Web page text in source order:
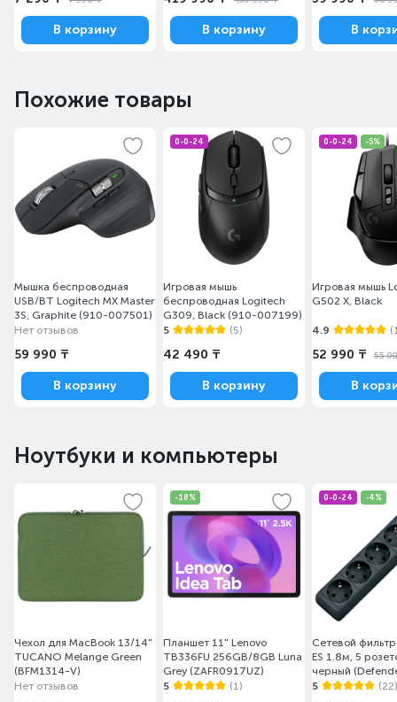
В корзину В корзину В
Похожие товары
Мышка беспроводная
USB/BT Logitech MX Master
3S, Graphite (910-007501)
Нет отзывов
59 990 ₸
В корзину
0-0-24
Игровая мышь
беспроводная Logitech
G309, Black (910-007199)
5
(5)
42 490 ₸
В корзину
0-0-24 -5%
Игровая мышь
G502 X, Black
4.9
52 990 ₸ 55
В
Ноутбуки и компьютеры
Чехол для MacBook 13/14"
TUCANO Melange Green
(BFM1314-V)
Нет отзывов
-18%
Планшет 11" Lenovo
TB336FU 256GB/8GB Luna
Grey (ZAFR0917UZ)
5
(1)
0-0-24 -4%
Сетевой
ES 1.8м, 5
черный
5
(22)